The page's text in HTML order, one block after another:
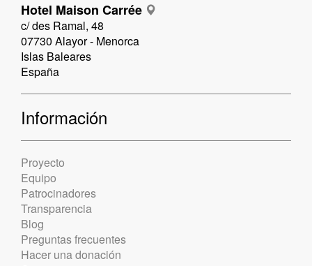
Hotel Maison Carrée
c/ des Ramal, 48
07730 Alayor - Menorca
Islas Baleares
España
Información
Proyecto
Equipo
Patrocinadores
Transparencia
Blog
Preguntas frecuentes
Hacer una donación